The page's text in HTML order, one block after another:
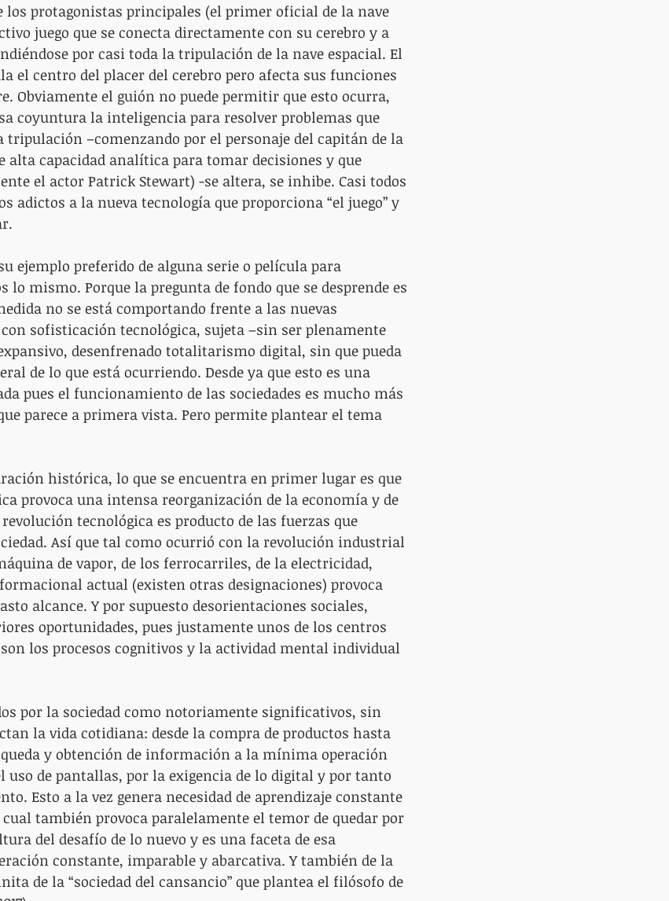
los protagonistas principales (el primer oficial de la nave
juego que se conecta directamente con su cerebro y a
por casi toda la tripulación de la nave espacial. El
el centro del placer del cerebro pero afecta sus funciones
Obviamente el guión no puede permitir que esto ocurra,
coyuntura la inteligencia para resolver problemas que
–comenzando por el personaje del capitán de la
alta capacidad analítica para tomar decisiones y que
el actor Patrick Stewart) -se altera, se inhibe. Casi todos
adictos a la nueva tecnología que proporciona “el juego” y
ejemplo preferido de alguna serie o película para
mismo. Porque la pregunta de fondo que se desprende es
no se está comportando frente a las nuevas
sofisticación tecnológica, sujeta –sin ser plenamente
desenfrenado totalitarismo digital, sin que pueda
de lo que está ocurriendo. Desde ya que esto es una
pues el funcionamiento de las sociedades es mucho más
parece a primera vista. Pero permite plantear el tema
histórica, lo que se encuentra en primer lugar es que
provoca una intensa reorganización de la economía y de
tecnológica es producto de las fuerzas que
Así que tal como ocurrió con la revolución industrial
de vapor, de los ferrocarriles, de la electricidad,
actual (existen otras designaciones) provoca
alcance. Y por supuesto desorientaciones sociales,
oportunidades, pues justamente unos de los centros
los procesos cognitivos y la actividad mental individual
por la sociedad como notoriamente significativos, sin
la vida cotidiana: desde la compra de productos hasta
y obtención de información a la mínima operación
uso de pantallas, por la exigencia de lo digital y por tanto
Esto a la vez genera necesidad de aprendizaje constante
también provoca paralelamente el temor de quedar por
del desafío de lo nuevo y es una faceta de esa
constante, imparable y abarcativa. Y también de la
de la “sociedad del cansancio” que plantea el filósofo de